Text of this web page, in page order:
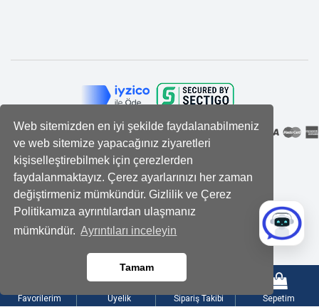
Web sitemizden en iyi şekilde faydalanabilmeniz
ve web sitemize yapacağınız ziyaretleri
kişiselleştirebilmek için çerezlerden
faydalanmaktayız. Çerez ayarlarınızı her zaman
değiştirmeniz mümkündür. Gizlilik ve Çerez
Politikamıza ayrıntılardan ulaşmanız
mümkündür. Ayrıntıları inceleyin
Tamam
Favorilerim Üyelik Sipariş Takibi Sepetim